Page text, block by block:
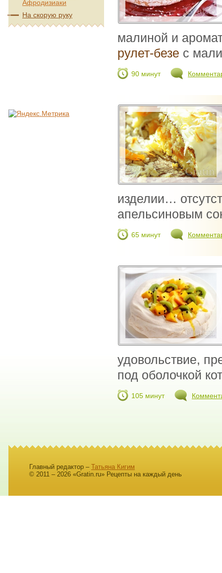
малиной и
рулет-безе с
90 минут
изделии…
апельсиновым
65 минут
удовольствие,
под оболочкой
105 минут
Афродизиаки
На скорую руку
Главный редактор – Татьяна Кигим
© 2011 – 2026 «Gratin.ru» Рецепты на каждый день